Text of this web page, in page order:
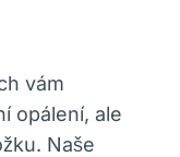
vám
opálení, ale
Naše